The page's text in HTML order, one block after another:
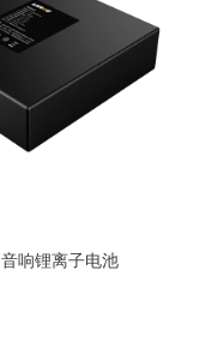
7.2V 5200mAh 18650 音响锂离子电池